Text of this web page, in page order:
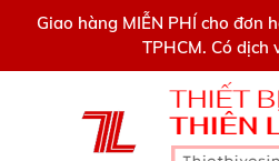
Giao hàng MIỄN PHÍ cho đơn
TPHCM. Có dịch
0909445903